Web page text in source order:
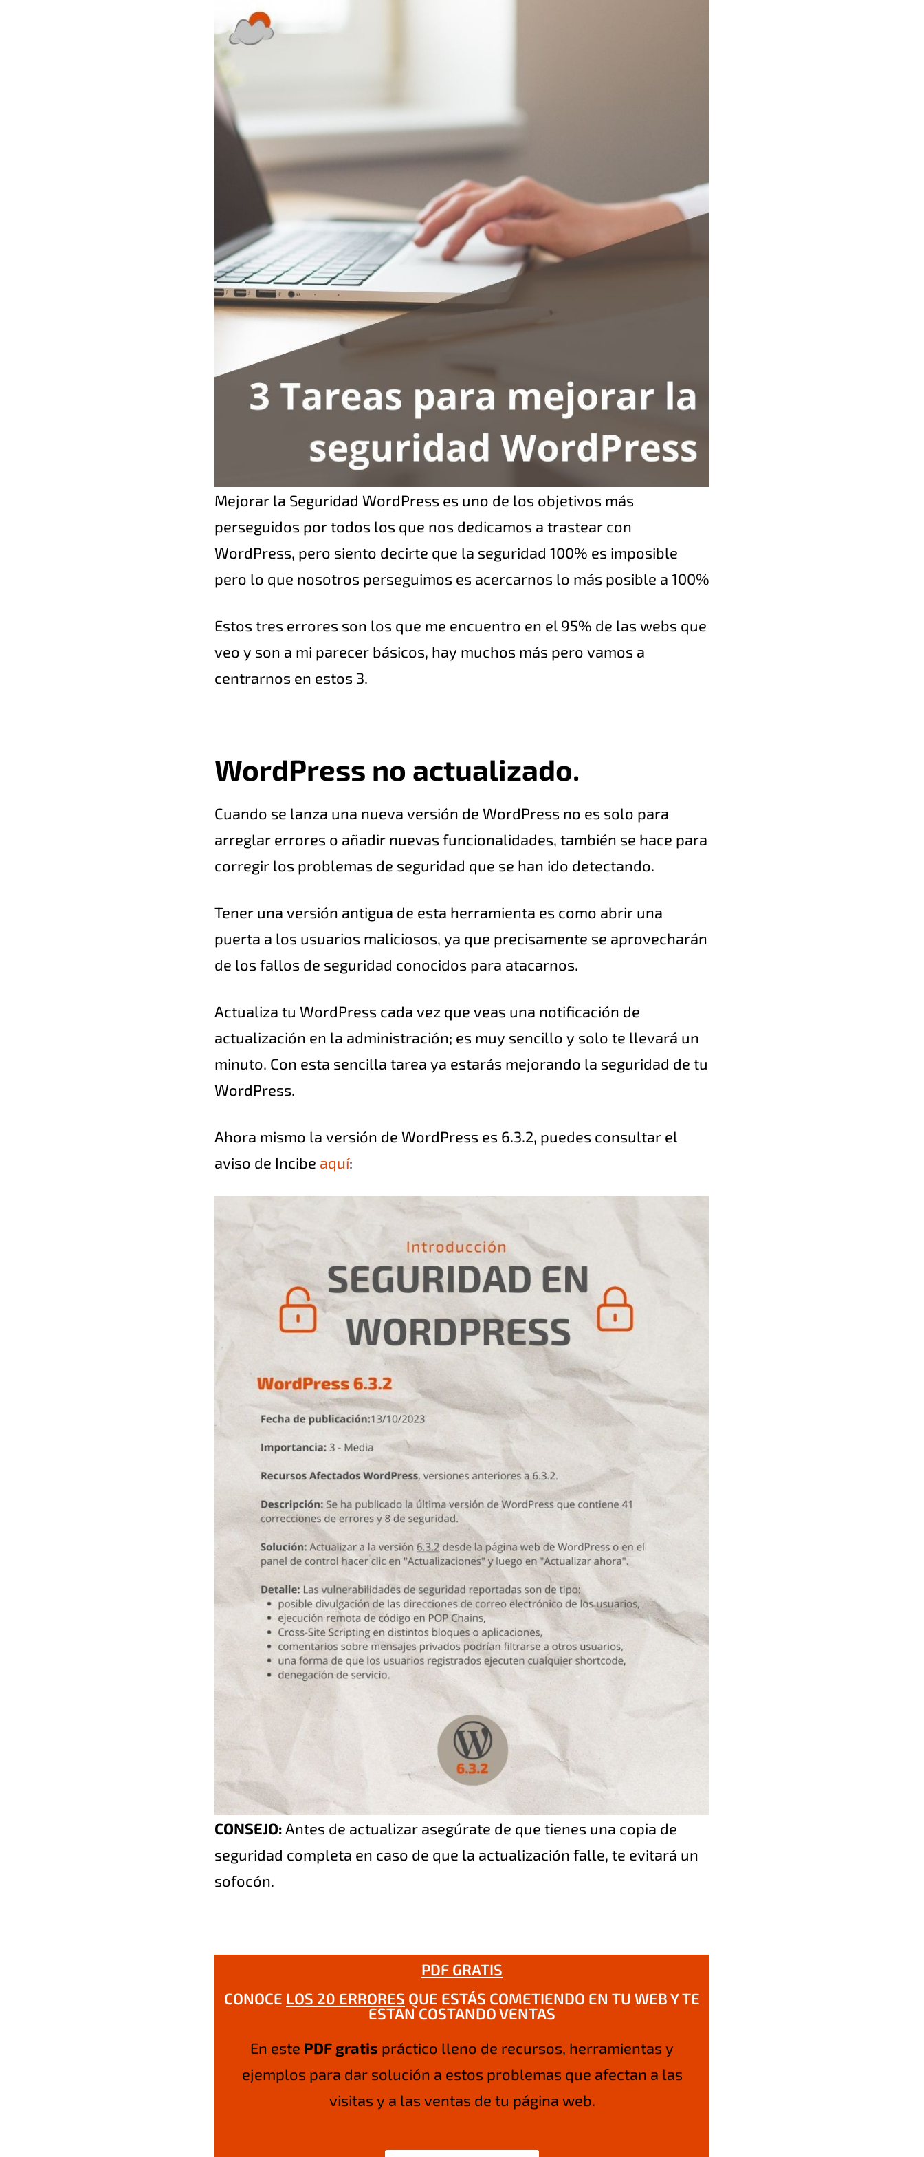
Mejorar la Seguridad WordPress es uno de los objetivos más
perseguidos por todos los que nos dedicamos a trastear con
WordPress, pero siento decirte que la seguridad 100% es imposible
pero lo que nosotros perseguimos es acercarnos lo más posible a 100%
Estos tres errores son los que me encuentro en el 95% de las webs que
veo y son a mi parecer básicos, hay muchos más pero vamos a
centrarnos en estos 3.
WordPress no actualizado.
Cuando se lanza una nueva versión de WordPress no es solo para
arreglar errores o añadir nuevas funcionalidades, también se hace para
corregir los problemas de seguridad que se han ido detectando.
Tener una versión antigua de esta herramienta es como abrir una
puerta a los usuarios maliciosos, ya que precisamente se aprovecharán
de los fallos de seguridad conocidos para atacarnos.
Actualiza tu WordPress cada vez que veas una notificación de
actualización en la administración; es muy sencillo y solo te llevará un
minuto. Con esta sencilla tarea ya estarás mejorando la seguridad de tu
WordPress.
Ahora mismo la versión de WordPress es 6.3.2, puedes consultar el
aviso de Incibe aquí:
CONSEJO:Antes de actualizar asegúrate de que tienes una copia de
seguridad completa en caso de que la actualización falle, te evitará un
sofocón.
PDF GRATIS
CONOCE LOS 20 ERRORES QUE ESTÁS COMETIENDO EN TU WEB Y TE
ESTAN COSTANDO VENTAS
En este PDF gratis práctico lleno de recursos, herramientas y
ejemplos para dar solución a estos problemas que afectan a las
visitas y a las ventas de tu página web.